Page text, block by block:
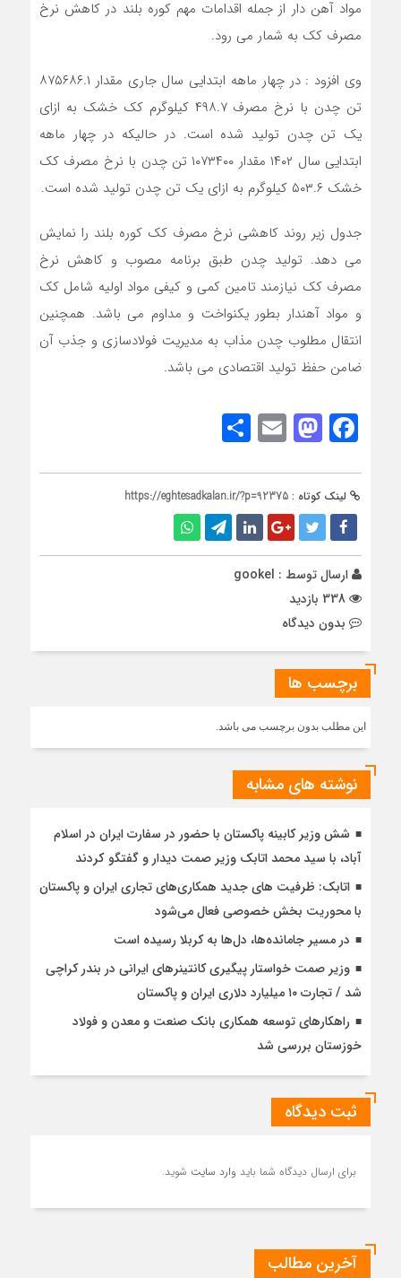
مواد آهن دار از جمله اقدامات مهم کوره بلند در کاهش نرخ
مصرف کک به شمار می رود.
وی افزود : در چهار ماهه ابتدایی سال جاری مقدار ۸۷۵۶۸۶.۱
تن چدن با نرخ مصرف ۴۹۸.۷ کیلوگرم کک خشک به ازای
یک تن چدن تولید شده است. در حالیکه در چهار ماهه
ابتدایی سال ۱۴۰۲ مقدار ۱۰۷۳۴۰۰ تن چدن با نرخ مصرف کک
خشک ۵۰۳.۶ کیلوگرم به ازای یک تن چدن تولید شده است.
جدول زیر روند کاهشی نرخ مصرف کک کوره بلند را نمایش
می دهد. تولید چدن طبق برنامه مصوب و کاهش نرخ
مصرف کک نیازمند تامین کمی و کیفی مواد اولیه شامل کک
و مواد آهندار بطور یکنواخت و مداوم می باشد. همچنین
انتقال مطلوب چدن مذاب به مدیریت فولادسازی و جذب آن
ضامن حفظ تولید اقتصادی می باشد.
Facebook
Mastodon
Email
لینک کوتاه : https://eghtesadkalan.ir/?p=92375
ارسال توسط : gookel
بدون دیدگاه
برچسب ها
این مطلب بدون برچسب می باشد.
نوشته های مشابه
شش وزیر کابینه پاکستان با حضور در سفارت ایران در اسلام
آباد، با سيد محمد اتابك وزير صمت ديدار و گفتگو كردند
اتابک: ظرفیت های جدید همکاری‌های تجاری ایران و پاکستان
با محوریت بخش خصوصی فعال می‌شود
در مسیر جا‌مانده‌ها، دل‌ها به کربلا رسیده است
وزیر صمت خواستار پیگیری کانتینرهای ایرانی در بندر کراچی
شد / تجارت ۱۰ میلیارد دلاری ایران و پاکستان
راهکارهای توسعه همکاری بانک صنعت و معدن و فولاد
خوزستان بررسی شد
ثبت دیدگاه
برای ارسال دیدگاه شما باید وارد سایت شوید.
آخرین مطالب